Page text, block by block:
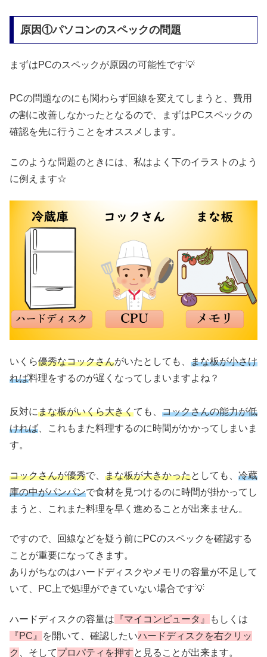
原因①パソコンのスペックの問題
まずはPCのスペックが原因の可能性です💡
PCの問題なのにも関わらず回線を変えてしまうと、費用
の割に改善しなかったとなるので、まずはPCスペックの
確認を先に行うことをオススメします。
このような問題のときには、私はよく下のイラストのよう
に例えます☆
いくら優秀なコックさんがいたとしても、 まな板が小さけ
れば料理をするのが遅くなってしまいますよね？
反対にまな板がいくら大きくても、 コックさんの能力が低
ければ 、これもまた料理するのに時間がかかってしまいま
す。
コックさんが優秀で、 まな板が大きかったとしても、 冷蔵
庫の中がパンパンで食材を見つけるのに時間が掛かってし
まうと、これまた料理を早く進めることが出来ません。
ですので、回線などを疑う前にPCのスペックを確認する
ことが重要になってきます。
ありがちなのはハードディスクやメモリの容量が不足して
いて、PC上で処理ができていない場合です💡
ハードディスクの容量は 『マイコンピュータ』
もしくは
『PC』
を開いて、確認したいハードディスクを右クリッ
ク
、そしてプロパティを押すと見ることが出来ます。